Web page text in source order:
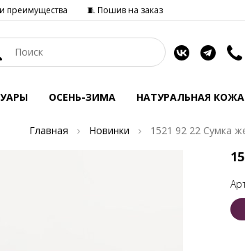
преимущества 🧵 Пошив на заказ
ОСЕНЬ-ЗИМА НАТУРАЛЬНАЯ КОЖА
Главная Новинки
1521 92 22 Сумка